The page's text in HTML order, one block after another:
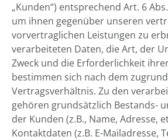
„Kunden“) entsprechend Art. 6
um ihnen gegenüber unseren
vorvertraglichen Leistungen zu
verarbeiteten Daten, die Art, der
Zweck und die Erforderlichkeit
bestimmen sich nach dem
Vertragsverhältnis. Zu den
gehören grundsätzlich Bestands-
der Kunden (z.B., Name, Adresse,
Kontaktdaten (z.B. E-Mailadresse,